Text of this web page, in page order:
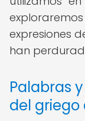
expresiones
han
Palabras
del